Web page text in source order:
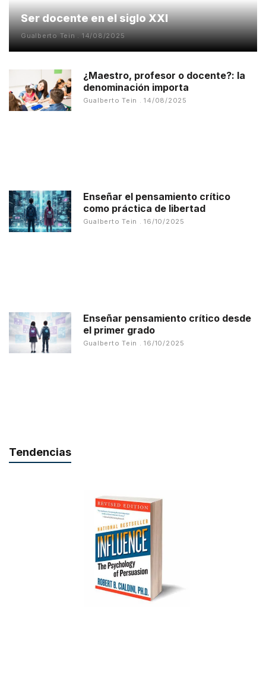
Ser docente en el siglo XXI
Gualberto Tein 14/08/2025
¿Maestro, profesor o docente?: la
denominación importa
Gualberto Tein 14/08/2025
Enseñar el pensamiento crítico
como práctica de libertad
Gualberto Tein 16/10/2025
Enseñar pensamiento crítico desde
el primer grado
Gualberto Tein 16/10/2025
Tendencias